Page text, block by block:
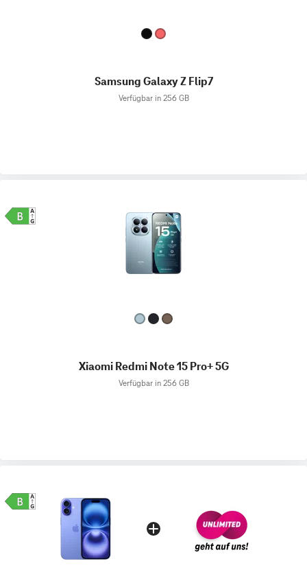
Samsung Galaxy Z Flip7
Verfügbar in 256 GB
Xiaomi Redmi Note 15 Pro+ 5G
Verfügbar in 256 GB